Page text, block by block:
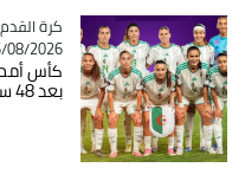
Catégorie
كرة القدم
06/08/2026 - 19:03
بعد 48 ساعة عن المونديال